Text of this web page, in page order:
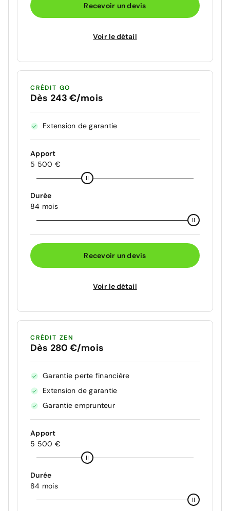
Recevoir un devis
Voir le détail
CRÉDIT GO
Dès 243 €/mois
Extension de garantie
Apport
5 500 €
Durée
84 mois
Recevoir un devis
Voir le détail
CRÉDIT ZEN
Dès 280 €/mois
Garantie perte financière
Extension de garantie
Garantie emprunteur
Apport
5 500 €
Durée
84 mois